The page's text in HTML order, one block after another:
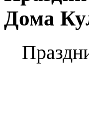
Дома